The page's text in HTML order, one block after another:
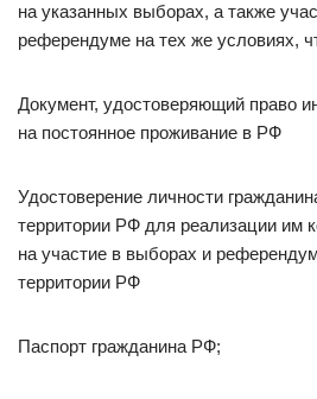
на указанных выборах, а также
референдуме на тех же условиях,
Документ, удостоверяющий право
на постоянное проживание в РФ
Удостоверение личности
территории РФ для реализации им
на участие в выборах и
территории РФ
Паспорт гражданина РФ;